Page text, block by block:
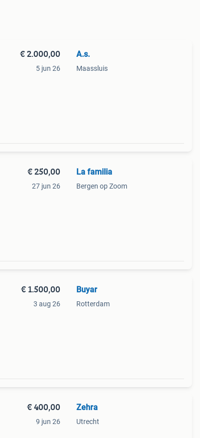
€ 2.000,00
5 jun 26
A.s.
Maassluis
€ 250,00
27 jun 26
La familia
Bergen op Zoom
€ 1.500,00
3 aug 26
Buyar
Rotterdam
€ 400,00
9 jun 26
Zehra
Utrecht